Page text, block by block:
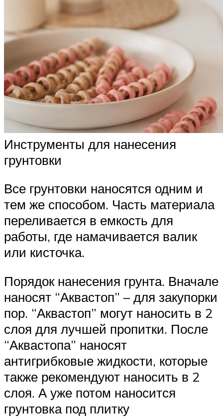
Инструменты для нанесения
грунтовки
Все грунтовки наносятся одним и
тем же способом. Часть материала
переливается в емкость для
работы, где намачивается валик
или кисточка.
Порядок нанесения грунта. Вначале
наносят “Аквастоп” – для закупорки
пор. “Аквастоп” могут наносить в 2
слоя для лучшей пропитки. После
“Аквастопа” наносят
антигрибковые жидкости, которые
также рекомендуют наносить в 2
слоя. А уже потом наносится
грунтовка под плитку